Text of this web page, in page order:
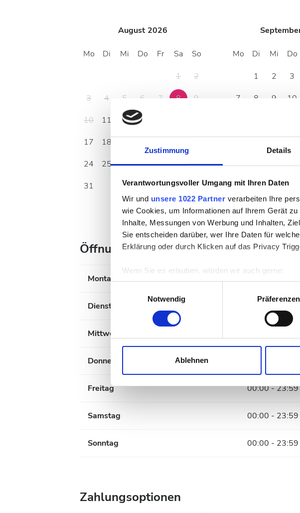
Zustimmung Details
Verantwortungsvoller Umgang mit Ihren Daten
Wir und unsere 1022 Partner verarbeiten Ihre
wie Cookies, um Informationen auf Ihrem Gerät
Inhalte, Messungen von Werbung und Inhalten,
Sie entscheiden darüber, wer Ihre Daten für
Erklärung oder durch Klicken auf das Privacy
Wenn Sie es erlauben, würden wir auch gerne:
Informationen über Ihre geografische Lage
Ihr Gerät durch aktives Scannen nach
Erfahren Sie mehr darüber, wie Ihre
Einzelheitenfest.
Wir verwenden Cookies, um Inhalte und
und die Zugriffe auf unsere Website zu
Notwendig
Präferenzen
Ablehnen
August 2026
Mo Di Mi Do Fr Sa So
1
2
3
4 5 6 7 8
9
10
11 12 13
17
18
24
25 26 27 28 29
30
31
Mo Di Mi Do
1 2 3
7
8 9 10
28
29 30
Öffnungszeiten
Montag 00:00 - 23:59
Dienstag
Mittwoch
Donnerstag
Freitag 00:00 - 23:59
Samstag 00:00 - 23:59
Sonntag 00:00 - 23:59
Zahlungsoptionen